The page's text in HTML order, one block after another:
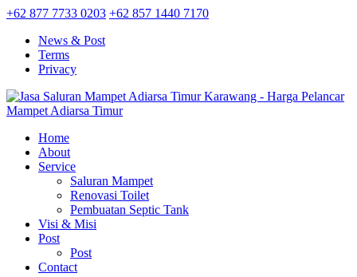
+62 877 7733 0203 +62 857 1440 7170
News & Post
Terms
Privacy
Home
About
Service
Saluran Mampet
Renovasi Toilet
Pembuatan Septic Tank
Visi & Misi
Post
Post
Contact